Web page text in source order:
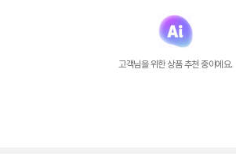
고객님을 위한 상품 추천 중이에요.